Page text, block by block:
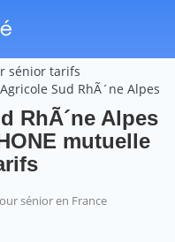
sénior tarifs
Sud RhÃ´ne Alpes
RhÃ´ne Alpes
mutuelle
sénior en France